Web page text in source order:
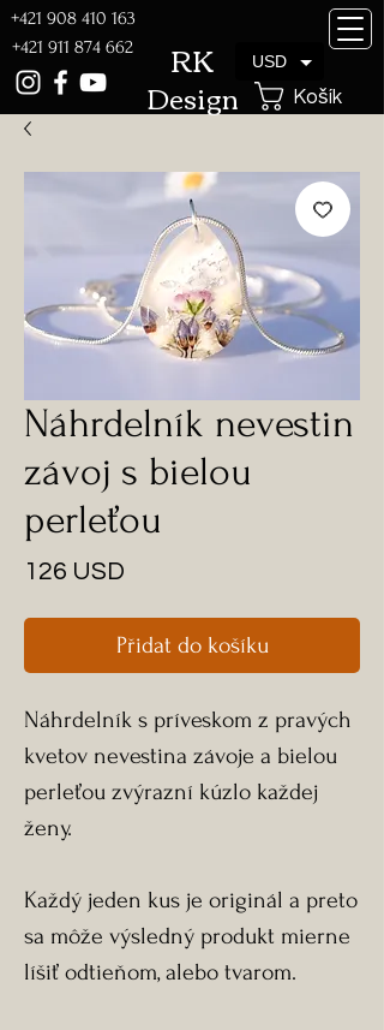
Design
RK
+421 908 410 163
Košík
+421 911 874 662
Náhrdelník nevestin
závoj s bielou
perleťou
126 USD
Přidat do košíku
Náhrdelník s príveskom z pravých
kvetov nevestina závoje a bielou
perleťou zvýrazní kúzlo každej
ženy.
Každý jeden kus je originál a preto
sa môže výsledný produkt mierne
líšiť odtieňom, alebo tvarom.
USD